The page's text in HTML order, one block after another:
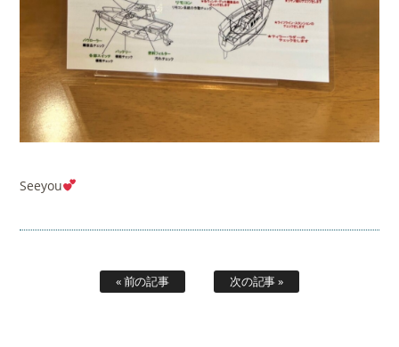
Seeyou
« 前の記事 次の記事 »